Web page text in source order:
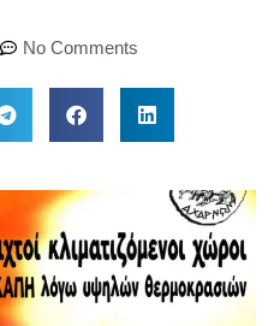
No Comments